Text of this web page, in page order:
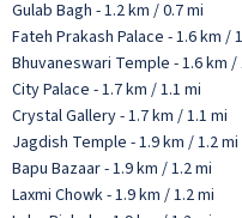
Gulab Bagh - 1.2 km / 0.7 mi
Fateh Prakash Palace - 1.6 km /
Bhuvaneswari Temple - 1.6 km /
City Palace - 1.7 km / 1.1 mi
Crystal Gallery - 1.7 km / 1.1 mi
Jagdish Temple - 1.9 km / 1.2 mi
Bapu Bazaar - 1.9 km / 1.2 mi
Laxmi Chowk - 1.9 km / 1.2 mi